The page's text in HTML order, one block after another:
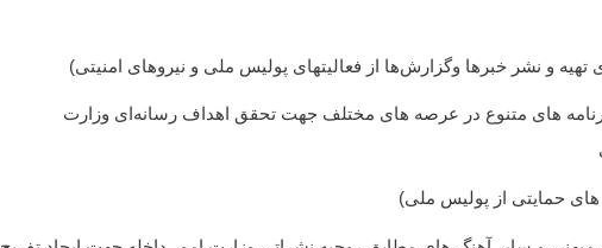
تهیه و نشر خبرها وگزارش‌ها از فعالیتهای پولیس ملی و نیروهای امنیتی)
های متنوع در عرصه های مختلف جهت تحقق اهداف رسانه‌ای وزارت
های حمایتی از پولیس ملی)